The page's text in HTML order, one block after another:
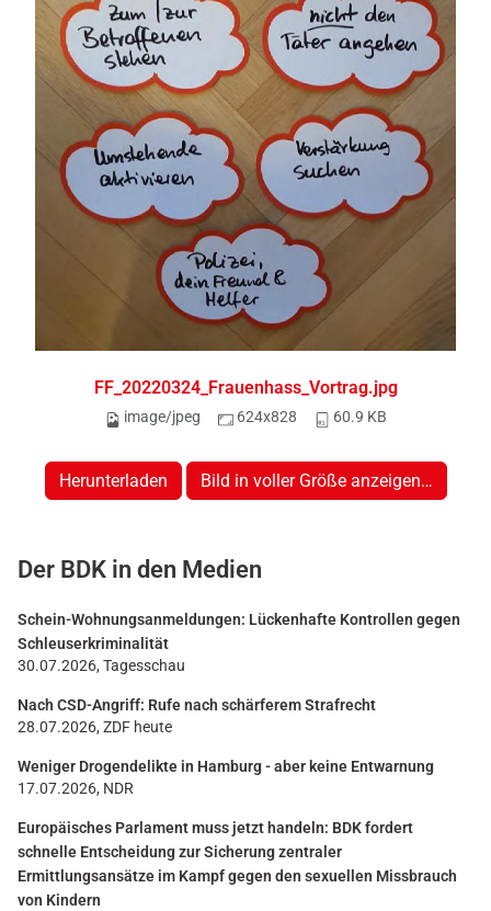
FF_20220324_Frauenhass_Vortrag.jpg
image/jpeg 624x828 60.9 KB
Herunterladen Bild in voller Größe anzeigen…
Der BDK in den Medien
Schein-Wohnungsanmeldungen: Lückenhafte Kontrollen gegen
Schleuserkriminalität
30.07.2026, Tagesschau
Nach CSD-Angriff: Rufe nach schärferem Strafrecht
28.07.2026, ZDF heute
Weniger Drogendelikte in Hamburg - aber keine Entwarnung
17.07.2026, NDR
Europäisches Parlament muss jetzt handeln: BDK fordert
schnelle Entscheidung zur Sicherung zentraler
Ermittlungsansätze im Kampf gegen den sexuellen Missbrauch
von Kindern